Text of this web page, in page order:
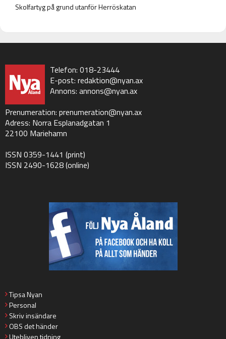
Skolfartyg på grund utanför Herröskatan
Telefon: 018-23444
E-post: redaktion@nyan.ax
Annons: annons@nyan.ax
Prenumeration: prenumeration@nyan.ax
Adress: Norra Esplanadgatan 1
22100 Mariehamn
ISSN 0359-1441 (print)
ISSN 2490-1628 (online)
Tipsa Nyan
Personal
Skriv insändare
OBS det händer
Utebliven tidning